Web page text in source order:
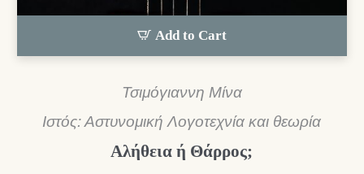
Add to Cart
Τσιμόγιαννη Μίνα
Ιστός: Αστυνομική Λογοτεχνία και θεωρία
Αλήθεια ή Θάρρος;